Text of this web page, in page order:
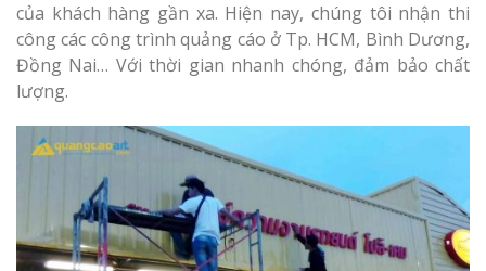
của khách hàng gần xa. Hiện nay, chúng tôi nhận thi
công các công trình quảng cáo ở Tp. HCM, Bình Dương,
Đồng Nai… Với thời gian nhanh chóng, đảm bảo chất
lượng.
Làm biển
tại Vinh Nghệ An
Nam Đàn Uy Tín Giá
Làm Biển
Mỹ Phẩm Vinh Thu
Hàng